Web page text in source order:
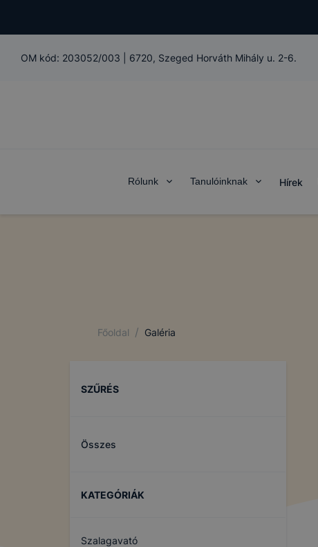
OM kód: 203052/003 6720, Szeged Horváth Mihály u. 2-6.
Rólunk Tanulóinknak Hírek
Főoldal / Galéria
SZŰRÉS
Összes
KATEGÓRIÁK
Szalagavató